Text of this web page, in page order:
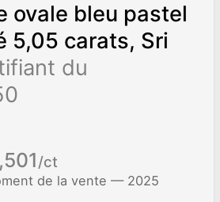
ovale bleu pastel
5,05 carats, Sri
du
/ct
de la vente — 2025